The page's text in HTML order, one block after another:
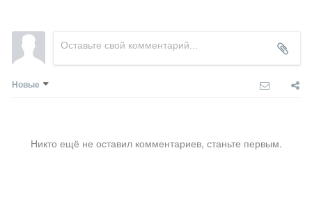
Новые
Никто ещё не оставил комментариев, станьте первым.